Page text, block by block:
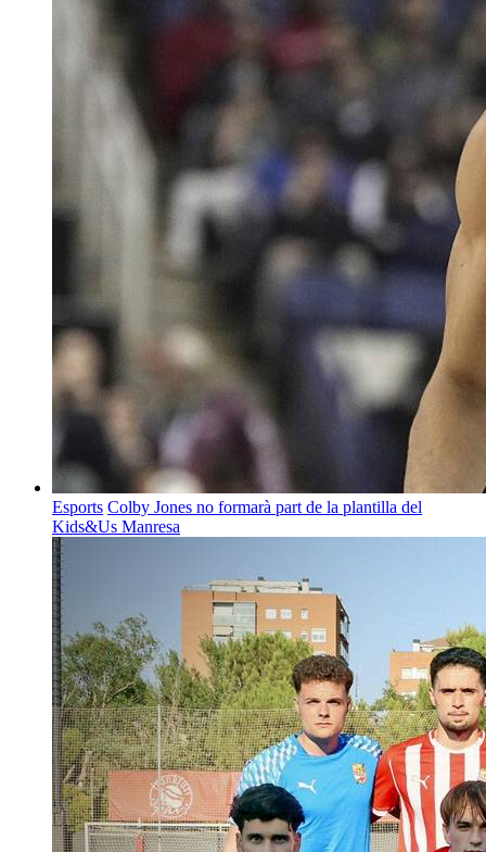
Esports Colby Jones no formarà part de la plantilla del
Kids&Us Manresa